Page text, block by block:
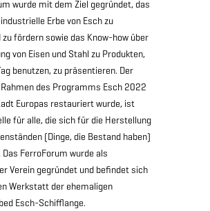
wurde mit dem Ziel gegründet, das
Erbe von Esch zu
zu fördern sowie das Know-how über
von Eisen und Stahl zu Produkten,
benutzen, zu präsentieren. Der
des Programms Esch 2022
Europas restauriert wurde, ist
für alle, die sich für die Herstellung
(Dinge, die Bestand haben)
FerroForum wurde als
Verein gegründet und befindet sich
Werkstatt der ehemaligen
Esch-Schifflange.